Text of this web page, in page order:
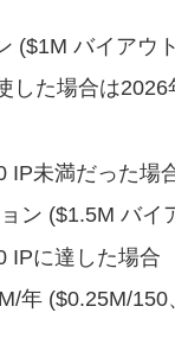
($1M バイアウ
た場合は2026
IP未満だった場
ン ($1.5M バイ
IPに達した場合
年 ($0.25M/150